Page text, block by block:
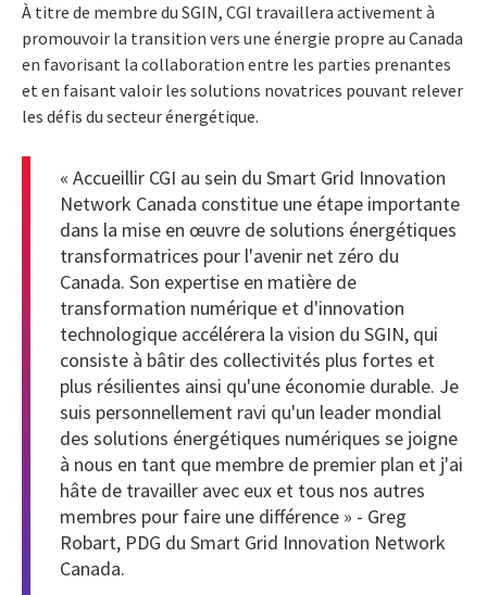
À titre de membre du SGIN, CGI travaillera activement à
promouvoir la transition vers une énergie propre au Canada
en favorisant la collaboration entre les parties prenantes
et en faisant valoir les solutions novatrices pouvant relever
les défis du secteur énergétique.
« Accueillir CGI au sein du Smart Grid Innovation
Network Canada constitue une étape importante
dans la mise en œuvre de solutions énergétiques
transformatrices pour l'avenir net zéro du
Canada. Son expertise en matière de
transformation numérique et d'innovation
technologique accélérera la vision du SGIN, qui
consiste à bâtir des collectivités plus fortes et
plus résilientes ainsi qu'une économie durable. Je
suis personnellement ravi qu'un leader mondial
des solutions énergétiques numériques se joigne
à nous en tant que membre de premier plan et j'ai
hâte de travailler avec eux et tous nos autres
membres pour faire une différence » - Greg
Robart, PDG du Smart Grid Innovation Network
Canada.